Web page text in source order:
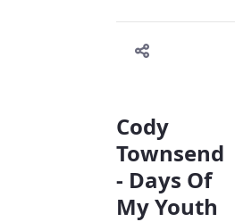
Cody
Townsend
- Days Of
My Youth